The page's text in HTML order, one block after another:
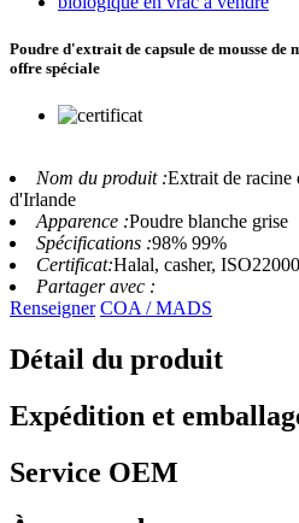
Poudre d'extrait de capsule de mousse
offre spéciale
Nom du produit :Extrait de racine
d'Irlande
Apparence :Poudre blanche grise
Spécifications :98% 99%
Certificat:Halal, casher,
Partager avec :
Renseigner COA / MADS
Détail du produit
Expédition et
Service OEM